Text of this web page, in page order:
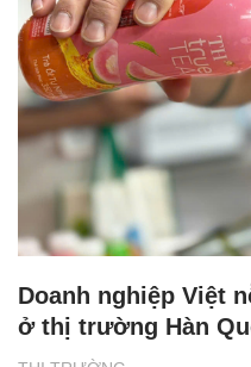
Doanh nghiệp Việt
ở thị trường Hàn